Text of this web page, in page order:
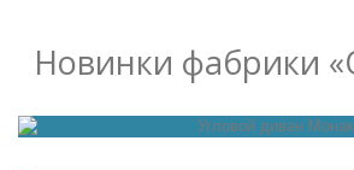
Новинки фабрики